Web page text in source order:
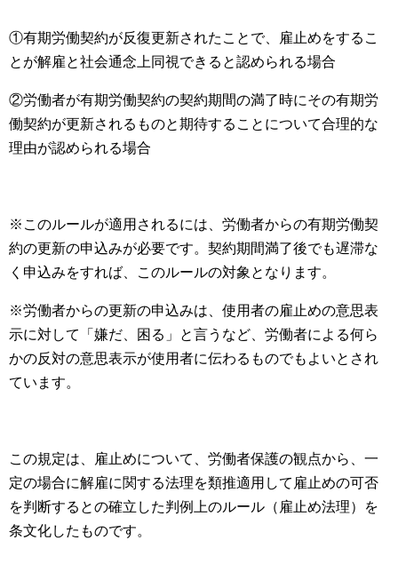
①有期労働契約が反復更新されたことで、雇止めをするこ
とが解雇と社会通念上同視できると認められる場合
②労働者が有期労働契約の契約期間の満了時にその有期労
働契約が更新されるものと期待することについて合理的な
理由が認められる場合
※このルールが適用されるには、労働者からの有期労働契
約の更新の申込みが必要です。契約期間満了後でも遅滞な
く申込みをすれば、このルールの対象となります。
※労働者からの更新の申込みは、使用者の雇止めの意思表
示に対して「嫌だ、困る」と言うなど、労働者による何ら
かの反対の意思表示が使用者に伝わるものでもよいとされ
ています。
この規定は、雇止めについて、労働者保護の観点から、一
定の場合に解雇に関する法理を類推適用して雇止めの可否
を判断するとの確立した判例上のルール（雇止め法理）を
条文化したものです。